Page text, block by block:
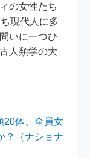
の女性たち
現代人に多
いに一つひ
人類学の大
20体、全員女
？（ナショナ